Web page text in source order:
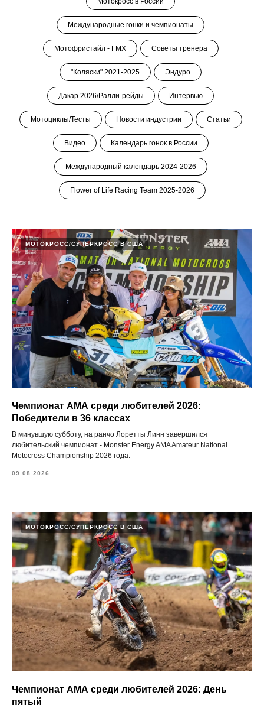
Международные гонки и чемпионаты
Мотофристайл - FMX Советы тренера
"Коляски" 2021-2025 Эндуро
Дакар 2026/Ралли-рейды Интервью
Мотоциклы/Тесты Новости индустрии Статьи
Видео Календарь гонок в России
Международный календарь 2024-2026
Flower of Life Racing Team 2025-2026
МОТОКРОСС/СУПЕРКРОСС В США
Чемпионат АМА среди любителей 2026:
Победители в 36 классах
В минувшую субботу, на ранчо Лоретты Линн завершился
любительский чемпионат - Monster Energy AMA Amateur National
Motocross Championship 2026 года.
09.08.2026
МОТОКРОСС/СУПЕРКРОСС В США
Чемпионат АМА среди любителей 2026: День
пятый